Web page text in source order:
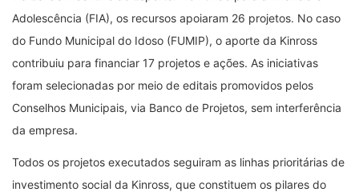
Adolescência (FIA), os recursos apoiaram 26 projetos. No caso
do Fundo Municipal do Idoso (FUMIP), o aporte da Kinross
contribuiu para financiar 17 projetos e ações. As iniciativas
foram selecionadas por meio de editais promovidos pelos
Conselhos Municipais, via Banco de Projetos, sem interferência
da empresa.
Todos os projetos executados seguiram as linhas prioritárias de
investimento social da Kinross, que constituem os pilares do